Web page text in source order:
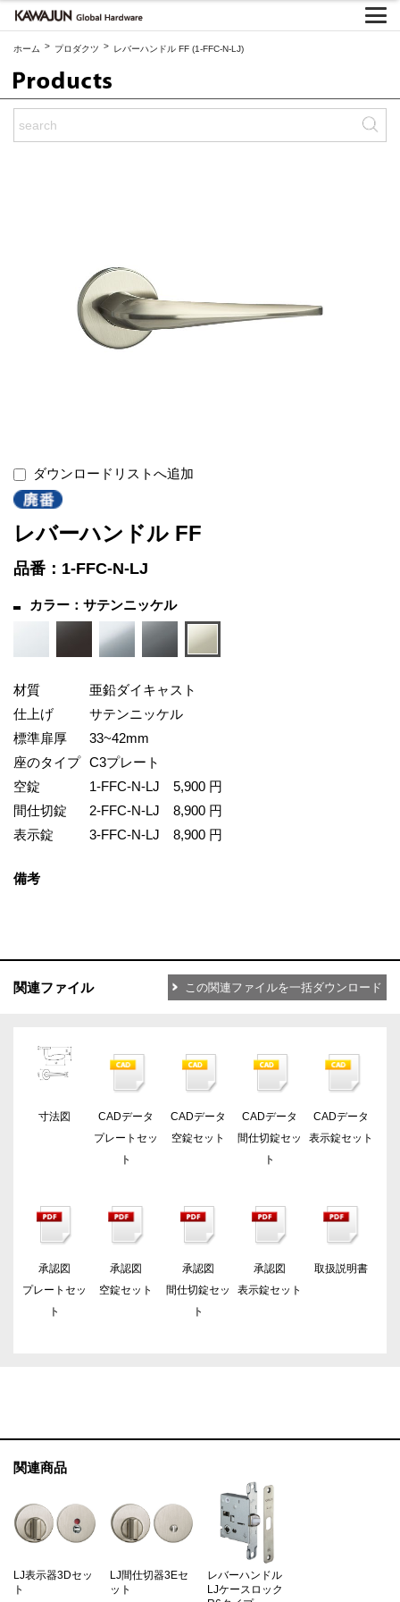
ホーム > プロダクツ > レバーハンドル FF (1-FFC-N-LJ)
ダウンロードリストへ追加
レバーハンドル FF
品番：1-FFC-N-LJ
カラー：サテンニッケル
材質
亜鉛ダイキャスト
仕上げ
サテンニッケル
標準扉厚
33~42mm
座のタイプ C3プレート
空錠
1-FFC-N-LJ
5,900 円
間仕切錠
2-FFC-N-LJ
8,900 円
表示錠
3-FFC-N-LJ 8,900 円
備考
関連ファイル この関連ファイルを一括ダウンロード
寸法図
CADデータ
プレートセッ
ト
CADデータ
空錠セット
CADデータ
間仕切錠セッ
ト
CADデータ
表示錠セット
承認図
プレートセッ
ト
承認図
空錠セット
承認図
間仕切錠セッ
ト
承認図
表示錠セット
取扱説明書
関連商品
LJ表示器3Dセッ
ト
LJ間仕切器3Eセ
ット
レバーハンドル
LJケースロック